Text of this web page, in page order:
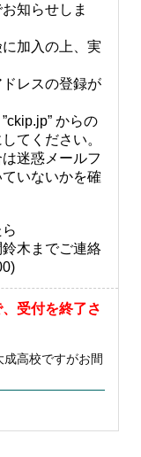
知らせしま
加入の上、実
レスの登録が
からの
てください。
迷惑メールフ
いないかを確
木までご連絡
受付を終了さ
高校ですがお間